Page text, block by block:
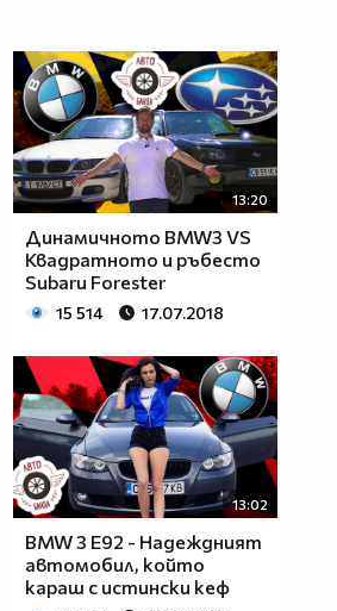
13:20
Динамичното BMW3 VS
Квадратното и ръбесто
Subaru Forester
15 514 17.07.2018
13:02
BMW 3 E92 - Надеждният
автомобил, който
караш с истински кеф